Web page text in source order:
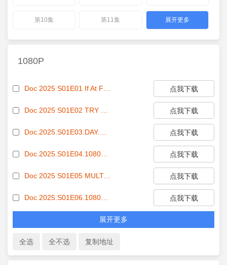
第10集 第11集 展开更多
1080P
点我下载
点我下载
点我下载
点我下载
Doc 2025 S01E05 MULTi 1080p WEB H264-AMB3R EZTV 点我下载
点我下载
展开更多